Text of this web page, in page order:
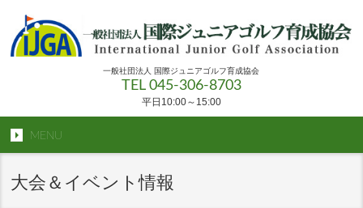
一般社団法人 国際ジュニアゴルフ育成協会
TEL 045-306-8703
平日10:00～15:00
MENU
大会＆イベント情報